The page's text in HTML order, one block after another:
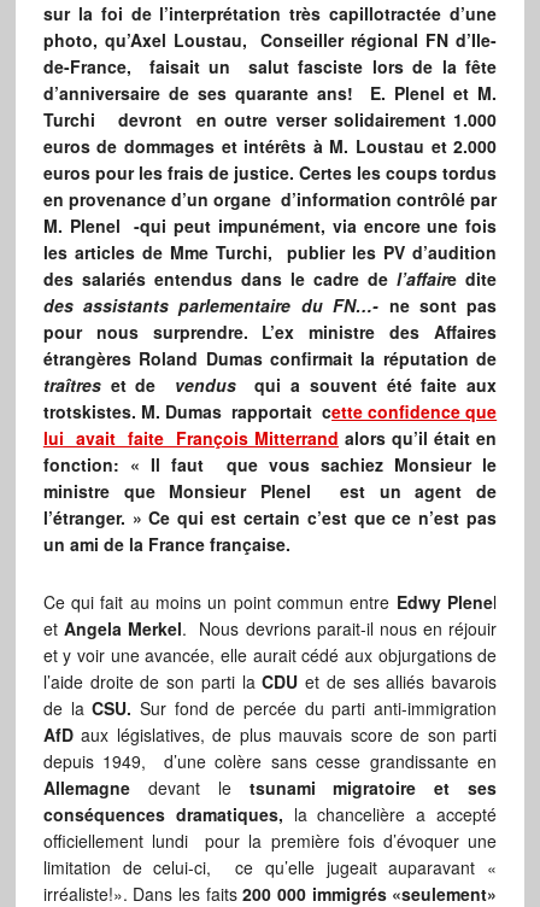
sur la foi de l’interprétation très capillotractée d’une
photo, qu’Axel Loustau, Conseiller régional FN d’Ile-
de-France, faisait un salut fasciste lors de la fête
d’anniversaire de ses quarante ans! E. Plenel et M.
Turchi devront en outre verser solidairement 1.000
euros de dommages et intérêts à M. Loustau et 2.000
euros pour les frais de justice. Certes les coups tordus
en provenance d’un organe d’information contrôlé par
M. Plenel -qui peut impunément, via encore une fois
les articles de Mme Turchi, publier les PV d’audition
des salariés entendus dans le cadre del’affaire dite
des assistants parlementaire du FN…- ne sont pas
pour nous surprendre. L’ex ministre des Affaires
étrangères Roland Dumas confirmait la réputation de
traîtreset de vendus
qui a souvent été faite aux
trotskistes. M. Dumas rapportait cette confidence que
lui avait faite François Mitterrand alors qu’il était en
fonction: « Il faut que vous sachiez Monsieur le
ministre que Monsieur Plenel est un agent de
l’étranger. » Ce qui est certain c’est que ce n’est pas
un ami de la France française.
Ce qui fait au moins un point commun entre Edwy Plenel
etAngela Merkel. Nous devrions parait-il nous en réjouir
et y voir une avancée, elle aurait cédé aux objurgations de
l’aide droite de son parti laCDU et de ses alliés bavarois
de laCSU. Sur fond de percée du parti anti-immigration
AfDaux législatives, de plus mauvais score de son parti
depuis 1949, d’une colère sans cesse grandissante en
Allemagnedevant le tsunami migratoire et ses
conséquences dramatiques, la chancelière a accepté
officiellement lundi pour la première fois d’évoquer une
limitation de celui-ci, ce qu’elle jugeait auparavant «
irréaliste!». Dans les faits200 000 immigrés «seulement»